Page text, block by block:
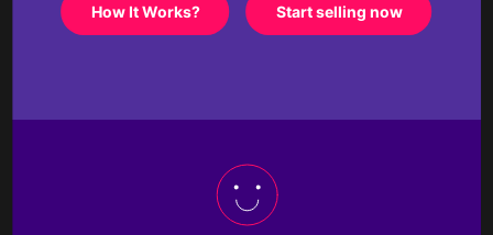
How It Works? Start selling now